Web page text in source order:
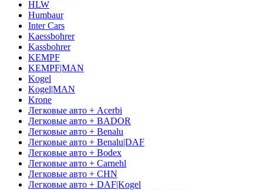
HLW
Humbaur
Inter Cars
Kaessbohrer
Kassbohrer
KEMPF
KEMPF|MAN
Kogel
Kogel|MAN
Krone
Легковые авто + Acerbi
Легковые авто + BADOR
Легковые авто + Benalu
Легковые авто + Benalu|DAF
Легковые авто + Bodex
Легковые авто + Carnehl
Легковые авто + CHN
Легковые авто + DAF|Kogel